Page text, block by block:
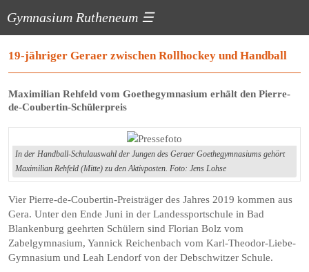
Gymnasium Rutheneum ☰
19-jähriger Geraer zwischen Rollhockey und Handball
Maximilian Rehfeld vom Goethegymnasium erhält den Pierre-
de-Coubertin-Schülerpreis
In der Handball-Schulauswahl der Jungen des Geraer Goethegymnasiums gehört
Maximilian Rehfeld (Mitte) zu den Aktivposten. Foto: Jens Lohse
Vier Pierre-de-Coubertin-Preisträger des Jahres 2019 kommen aus
Gera. Unter den Ende Juni in der Landessportschule in Bad
Blankenburg geehrten Schülern sind Florian Bolz vom
Zabelgymnasium, Yannick Reichenbach vom Karl-Theodor-Liebe-
Gymnasium und Leah Lendorf von der Debschwitzer Schule.